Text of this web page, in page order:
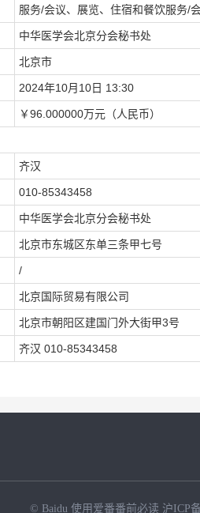
服务/会议、展览、住宿和餐饮服务/
中华医学会北京分会秘书处
北京市
2024年10月10日 13:30
￥96.000000万元（人民币）
齐汉
010-85343458
中华医学会北京分会秘书处
北京市东城区东单三条甲七号
/
北京国际贸易有限公司
北京市朝阳区建国门外大街甲3号
齐汉 010-85343458
© Baidu 使用爱番番前必读 沪ICP